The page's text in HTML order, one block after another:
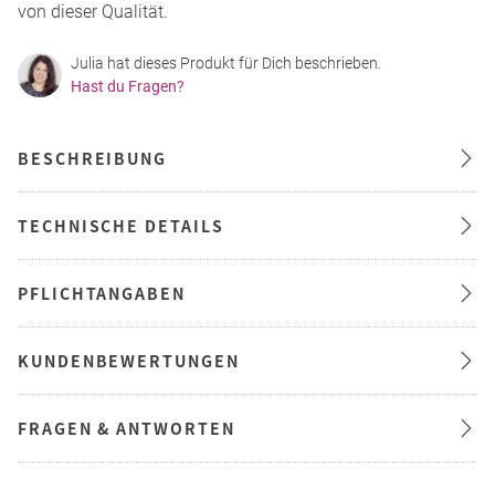
von dieser Qualität.
Julia hat dieses Produkt für Dich beschrieben.
Hast du Fragen?
BESCHREIBUNG
TECHNISCHE DETAILS
PFLICHTANGABEN
KUNDENBEWERTUNGEN
FRAGEN & ANTWORTEN